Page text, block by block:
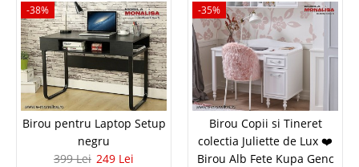
1.353 Lei
Pret Redus 873 Lei
In Stoc
Vezi Detalii
Adauga la Favorite
-38%
Birou pentru Laptop Setup
negru
399 Lei 249 Lei
-35%
Birou Copii si Tineret
colectia Juliette de Lux ❤️
Birou Alb Fete Kupa Genc